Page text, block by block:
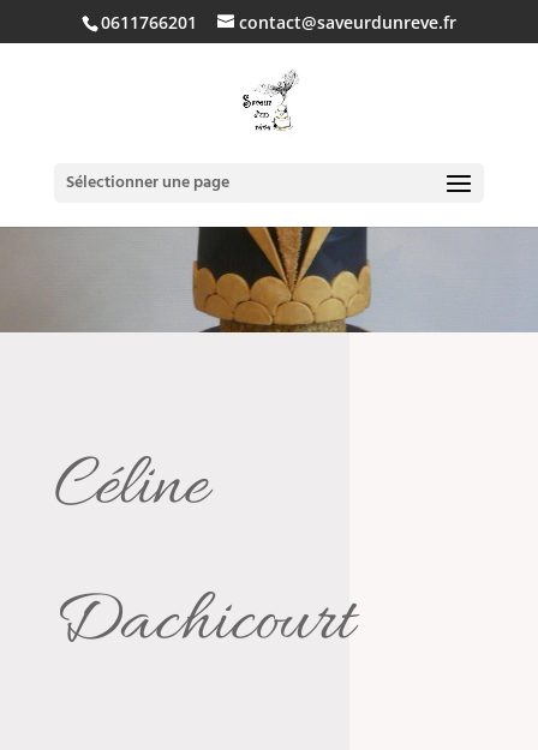
0611766201 contact@saveurdunreve.fr
Sélectionner une page
Céline
Dachicourt